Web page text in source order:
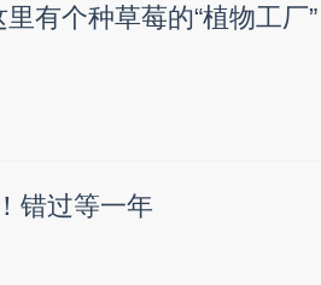
有个种草莓的“植物工厂”
错过等一年